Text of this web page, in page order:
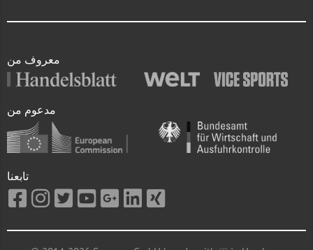
معروف من
مدعوم من
تابعنا